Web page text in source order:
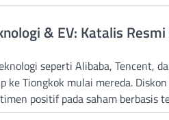
& EV: Katalis
seperti Alibaba, Tencent,
ke Tiongkok mulai mereda.
positif pada saham berbasis